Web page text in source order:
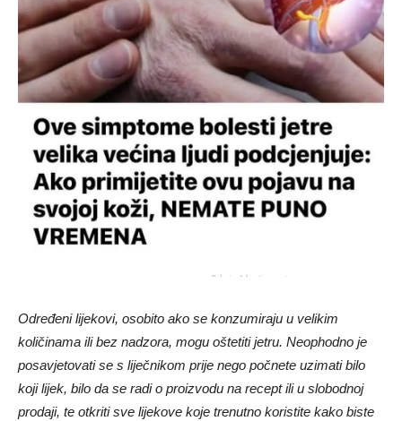
Određeni lijekovi, osobito ako se konzumiraju u velikim
količinama ili bez nadzora, mogu oštetiti jetru. Neophodno je
posavjetovati se s liječnikom prije nego počnete uzimati bilo
koji lijek, bilo da se radi o proizvodu na recept ili u slobodnoj
prodaji, te otkriti sve lijekove koje trenutno koristite kako biste